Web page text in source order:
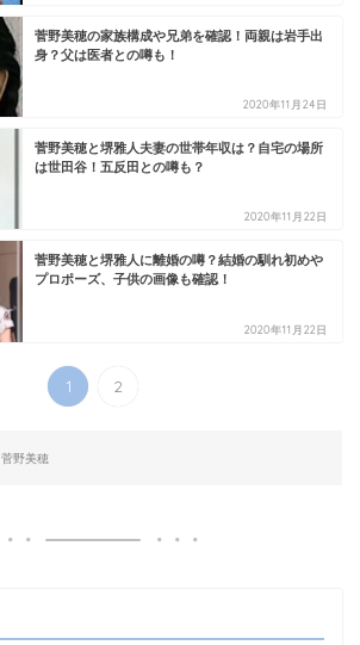
菅野美穂の家族構成や兄弟を確認！両親は岩手出
身？父は医者との噂も！
2020年11月24日
菅野美穂と堺雅人夫妻の世帯年収は？自宅の場所
は世田谷！五反田との噂も？
2020年11月22日
菅野美穂と堺雅人に離婚の噂？結婚の馴れ初めや
プロポーズ、子供の画像も確認！
2020年11月22日
1 2
菅野美穂